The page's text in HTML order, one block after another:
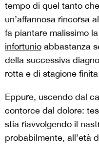
tempo di quel tanto
un’affannosa rincorsa
fa piantare malissimo
infortunio abbastanza
della successiva
rotta e di stagione
Eppure, uscendo dal
contorce dal dolore:
stia riavvolgendo il
probabilmente, all’età